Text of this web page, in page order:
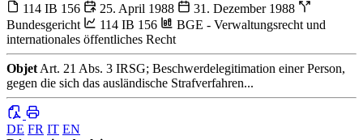
114 IB 156
25. April 1988
31. Dezember 1988
Bundesgericht
114 IB 156
BGE - Verwaltungsrecht und
internationales öffentliches Recht
Objet Art. 21 Abs. 3 IRSG; Beschwerdelegitimation einer Person,
gegen die sich das ausländische Strafverfahren...
DE FR IT EN